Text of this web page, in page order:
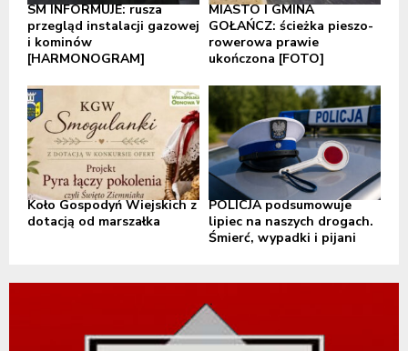
SM INFORMUJE: rusza
przegląd instalacji gazowej
i kominów
[HARMONOGRAM]
MIASTO I GMINA
GOŁAŃCZ: ścieżka pieszo-
rowerowa prawie
ukończona [FOTO]
Koło Gospodyń Wiejskich z
dotacją od marszałka
POLICJA podsumowuje
lipiec na naszych drogach.
Śmierć, wypadki i pijani